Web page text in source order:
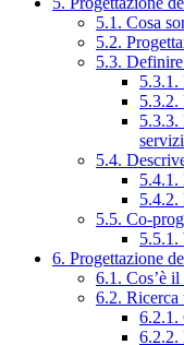
5.1. Cosa
5.2.
5.3.
5.3.1.
5.3.2.
5.3.3.
5.4.
5.4.1.
5.4.2.
5.5. Co-
5.5.1.
6. Progettazione
6.1. Cos’è
6.2. Ricerca
6.2.1.
6.2.2.